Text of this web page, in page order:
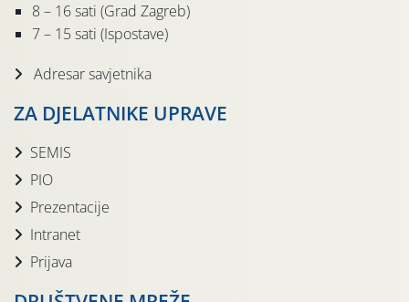
8 – 16 sati (Grad Zagreb)
7 – 15 sati (Ispostave)
Adresar savjetnika
ZA DJELATNIKE UPRAVE
SEMIS
PIO
Prezentacije
Intranet
Prijava